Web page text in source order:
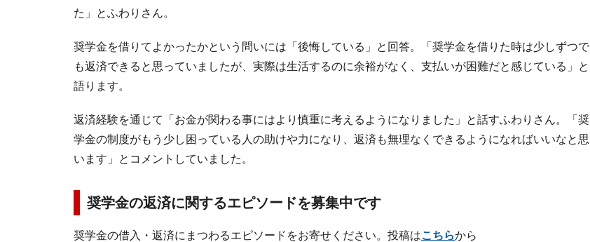
た」とふわりさん。
奨学金を借りてよかったかという問いには「後悔している」と回答。「奨学金を借りた時は少しずつで
も返済できると思っていましたが、実際は生活するのに余裕がなく、支払いが困難だと感じている」と
語ります。
返済経験を通じて「お金が関わる事にはより慎重に考えるようになりました」と話すふわりさん。「奨
学金の制度がもう少し困っている人の助けや力になり、返済も無理なくできるようになればいいなと思
います」とコメントしていました。
奨学金の返済に関するエピソードを募集中です
奨学金の借入・返済にまつわるエピソードをお寄せください。投稿はこちらから